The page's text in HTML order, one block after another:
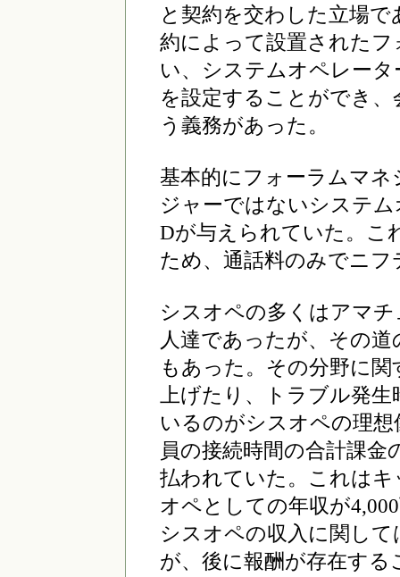
と契約を交わした立場
約によって設置された
い、システムオペレー
を設定することができ
う義務があった。
基本的にフォーラムマ
ジャーではないシステ
Dが与えられていた。こ
ため、通話料のみでニ
シスオペの多くはアマ
人達であったが、その
もあった。その分野に
上げたり、トラブル発
いるのがシスオペの理
員の接続時間の合計課
払われていた。これは
オペとしての年収が
シスオペの収入に関し
が、後に報酬が存在す